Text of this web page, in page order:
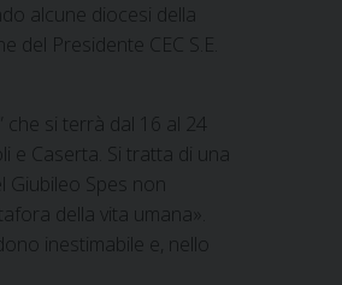
alcune diocesi della
Presidente CEC S.E.
che si terrà dal 16 al 24
e Caserta. Si tratta di una
Spes non
della vita umana».
inestimabile e, nello